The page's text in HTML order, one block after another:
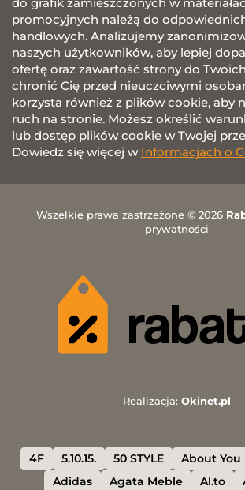
do grafik zamieszczonych w
promocyjnych należą do
handlowych. Analizujemy
naszych użytkowników, aby lepiej
ofertę oraz zawartość strony do
chronić Cię przed nieuczciwymi
korzysta również z plików cookie, aby
ruch na stronie. Możesz określić
lub dostęp plików cookie w Twojej
Dowiedz się więcej w Informacjach o
Wszelkie prawa zastrzeżone © 2026
prywatności
Realizacja: Okinet.pl
4F 5.10.15. 50 STYLE About You
Adidas
Agata Meble Al.to